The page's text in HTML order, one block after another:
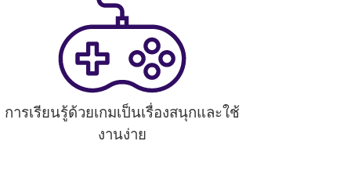
การเรียนรู้ด้วยเกมเป็นเรื่องสนุกและใช้
งานง่าย